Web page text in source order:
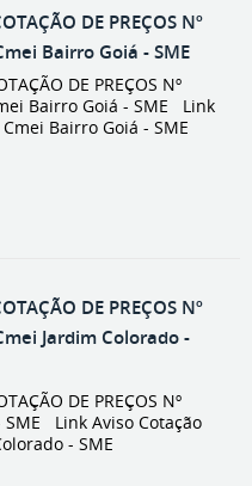
DE PREÇOS Nº
Bairro Goiá - SME
DE PREÇOS Nº
Bairro Goiá - SME Link
Bairro Goiá - SME
DE PREÇOS Nº
Jardim Colorado -
DE PREÇOS Nº
SME Link Aviso Cotação
- SME